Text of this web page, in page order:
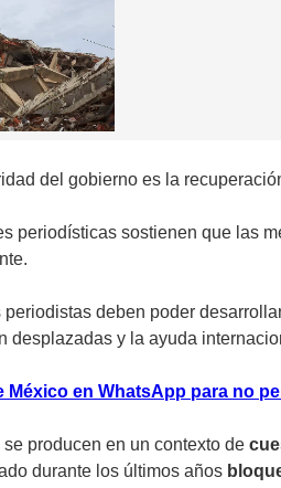
del gobierno es la
periodísticas sostienen que las
deben poder
desplazadas y la ayuda
México en WhatsApp para no
producen en un contexto de
durante los últimos años